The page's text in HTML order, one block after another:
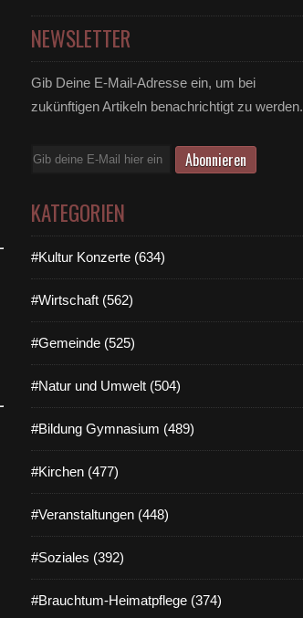
NEWSLETTER
Gib Deine E-Mail-Adresse ein, um bei
zukünftigen Artikeln benachrichtigt zu werden.
E-
KATEGORIEN
#Kultur Konzerte (634)
#Wirtschaft (562)
#Gemeinde (525)
#Natur und Umwelt (504)
#Bildung Gymnasium (489)
#Kirchen (477)
#Veranstaltungen (448)
#Soziales (392)
#Brauchtum-Heimatpflege (374)